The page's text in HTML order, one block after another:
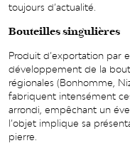
toujours d’actualité.
Bouteilles singulières
Produit d’exportation par
développement de la
régionales (Bonhomme,
fabriquent intensément
arrondi, empêchant un
l’objet implique sa
pierre.